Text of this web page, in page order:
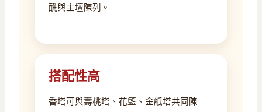
醮與主壇陳列。
搭配性高
香塔可與壽桃塔、花籃、金紙塔共同陳